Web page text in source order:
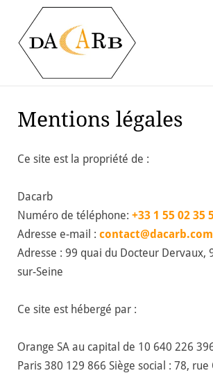
Accéder au contenu
Mentions légales
Ce site est la propriété de :
Dacarb
Numéro de téléphone: +33 1 55 02 35
Adresse e-mail : contact@dacarb.com
Adresse : 99 quai du Docteur Dervaux,
sur-Seine
Ce site est hébergé par :
Orange SA au capital de 10 640 226
Paris 380 129 866 Siège social : 78,